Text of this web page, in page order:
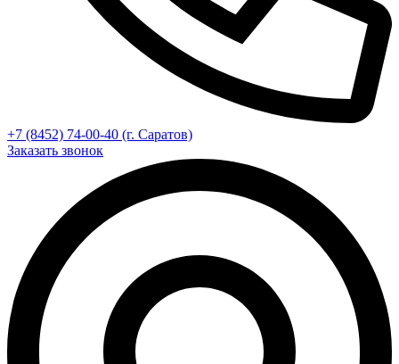
+7 (8452) 74-00-40 (г. Саратов)
Заказать звонок